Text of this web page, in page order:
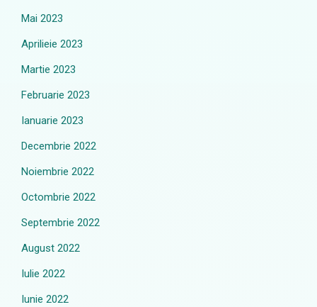
Mai 2023
Aprilieie 2023
Martie 2023
Februarie 2023
Ianuarie 2023
Decembrie 2022
Noiembrie 2022
Octombrie 2022
Septembrie 2022
August 2022
Iulie 2022
Iunie 2022